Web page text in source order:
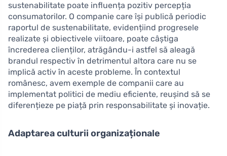
sustenabilitate poate influența pozitiv percepția
consumatorilor. O companie care își publică periodic
raportul de sustenabilitate, evidențiind progresele
realizate și obiectivele viitoare, poate câștiga
încrederea clienților, atrăgându-i astfel să aleagă
brandul respectiv în detrimentul altora care nu se
implică activ în aceste probleme. În contextul
românesc, avem exemple de companii care au
implementat politici de mediu eficiente, reușind să se
diferențieze pe piață prin responsabilitate și inovație.
Adaptarea culturii organizaționale